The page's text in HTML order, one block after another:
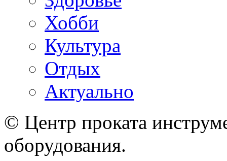
Хобби
Культура
Отдых
Актуально
© Центр проката
оборудования.